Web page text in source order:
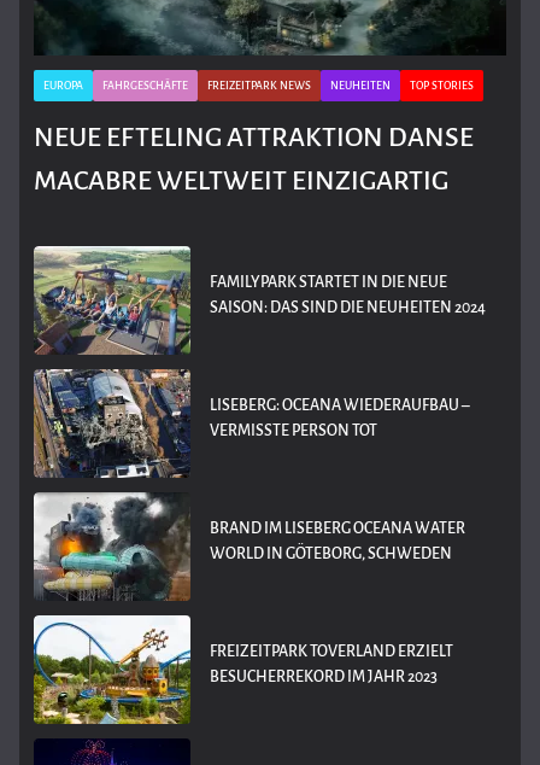
EUROPA FAHRGESCHÄFTE FREIZEITPARK NEWS NEUHEITEN TOP STORIES
NEUE EFTELING ATTRAKTION DANSE
MACABRE WELTWEIT EINZIGARTIG
FAMILYPARK STARTET IN DIE NEUE
SAISON: DAS SIND DIE NEUHEITEN 2024
LISEBERG: OCEANA WIEDERAUFBAU –
VERMISSTE PERSON TOT
BRAND IM LISEBERG OCEANA WATER
WORLD IN GÖTEBORG, SCHWEDEN
FREIZEITPARK TOVERLAND ERZIELT
BESUCHERREKORD IM JAHR 2023